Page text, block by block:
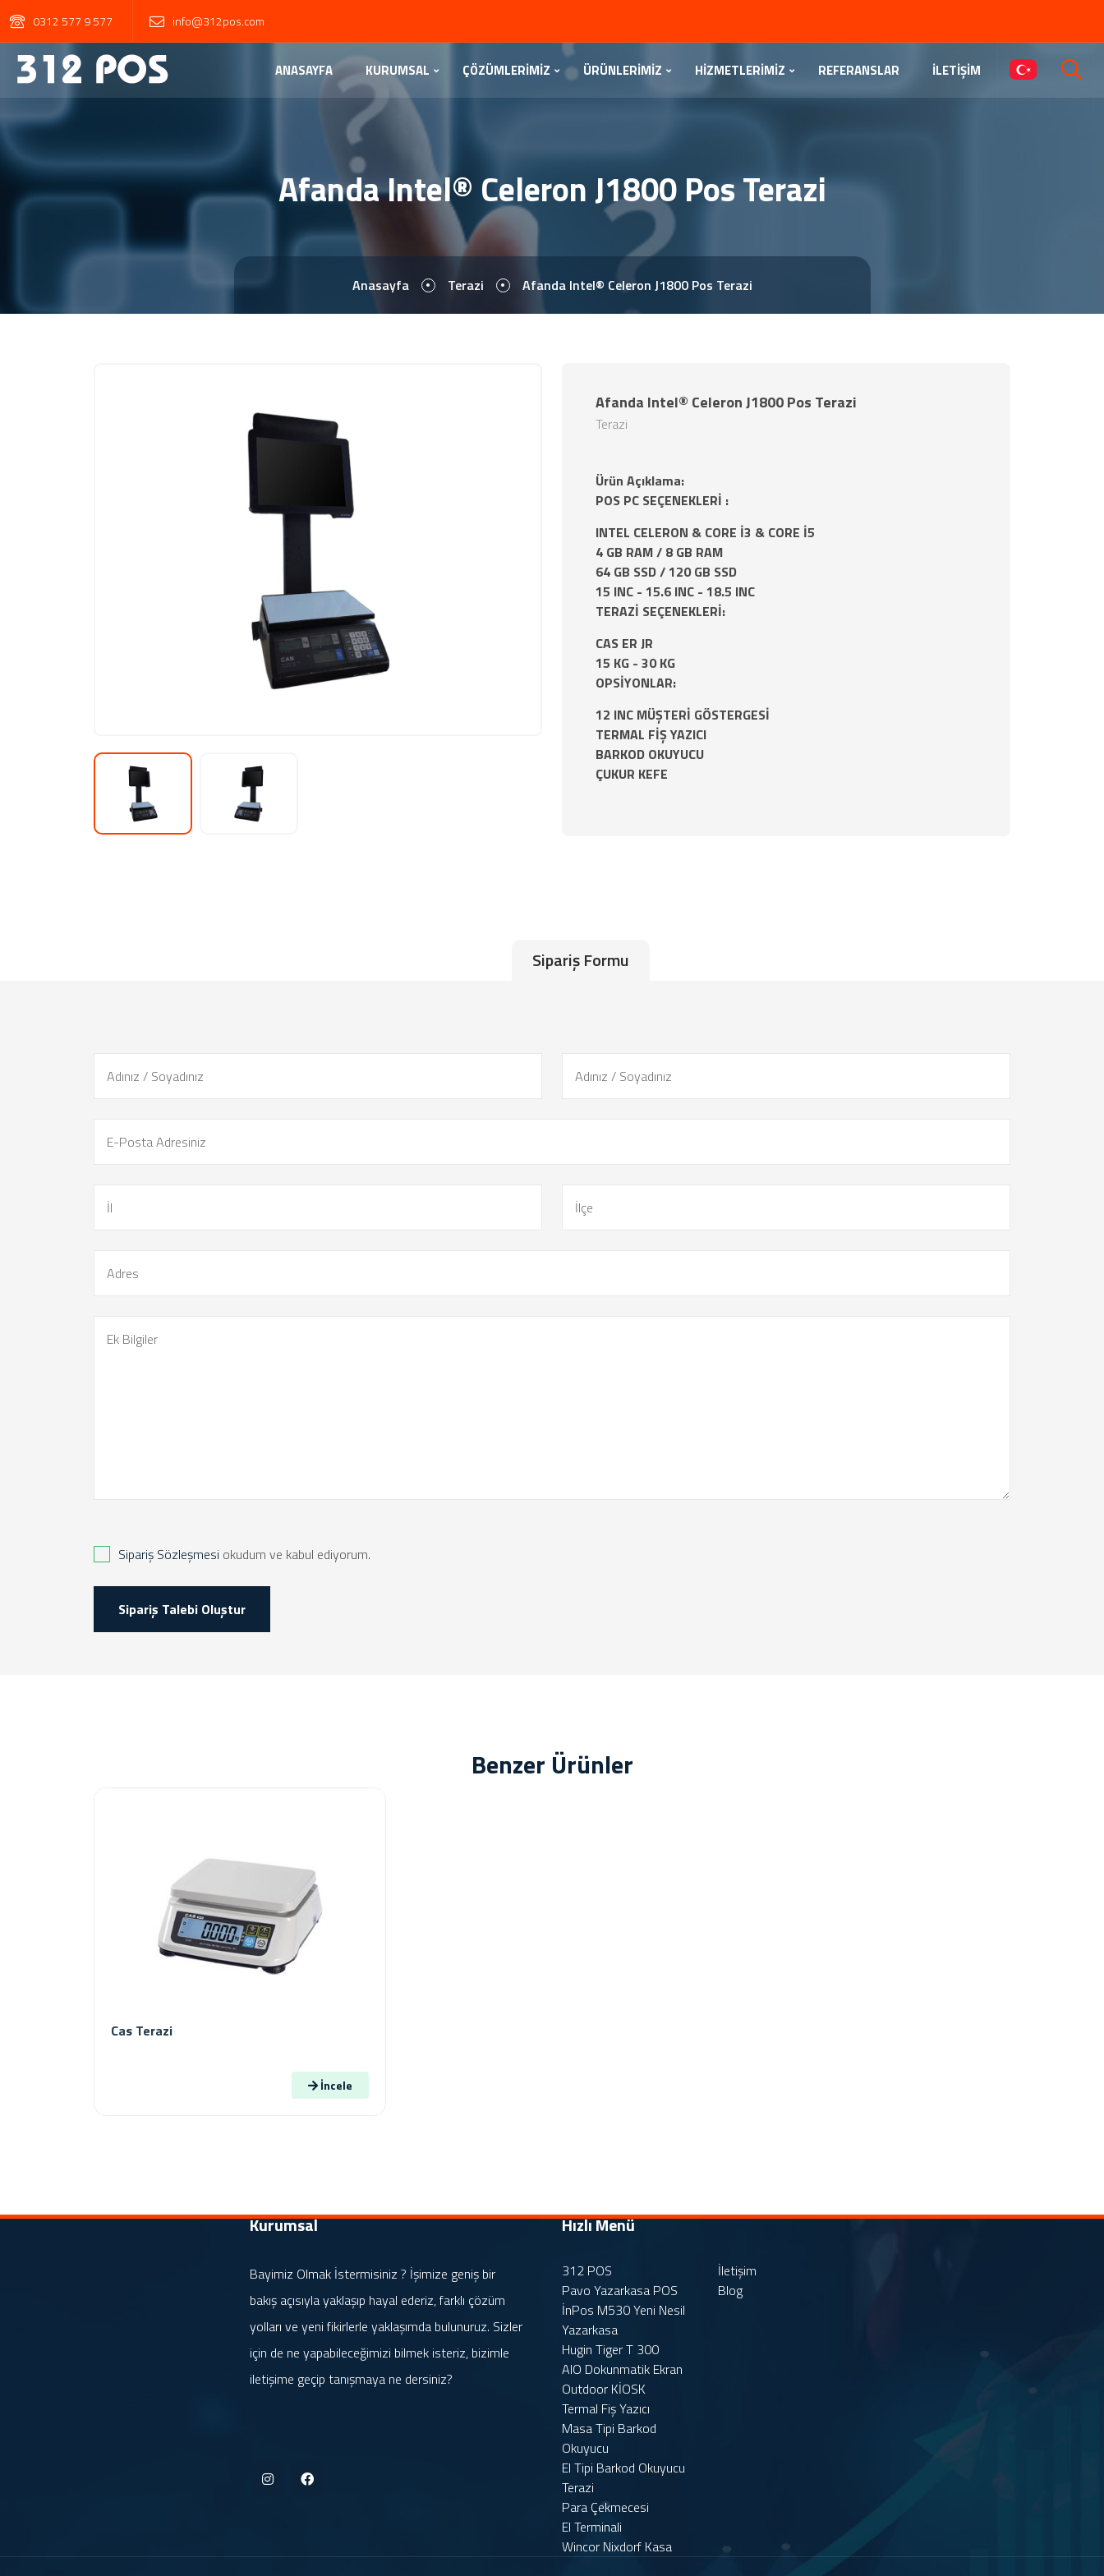
0312 577 9 577 info@312pos.com
ANASAYFA KURUMSAL ÇÖZÜMLERİMİZ ÜRÜNLERİMİZ HİZMETLERİMİZ REFERANSLAR İLETİŞİM
Afanda Intel® Celeron J1800 Pos Terazi
Anasayfa Terazi Afanda Intel® Celeron J1800 Pos Terazi
Afanda Intel® Celeron J1800 Pos Terazi
Terazi
Ürün Açıklama:
POS PC SEÇENEKLERİ :
INTEL CELERON & CORE İ3 & CORE İ5
4 GB RAM / 8 GB RAM
64 GB SSD / 120 GB SSD
15 INC - 15.6 INC - 18.5 INC
TERAZİ SEÇENEKLERİ:
CAS ER JR
15 KG - 30 KG
OPSİYONLAR:
12 INC MÜŞTERİ GÖSTERGESİ
TERMAL FİŞ YAZICI
BARKOD OKUYUCU
ÇUKUR KEFE
Sipariş Formu
Sipariş Sözleşmesi okudum ve kabul ediyorum.
Sipariş Talebi Oluştur
Benzer Ürünler
Cas Terazi
İncele
Kurumsal
Bayimiz Olmak İstermisiniz ? İşimize geniş bir
bakış açısıyla yaklaşıp hayal ederiz, farklı çözüm
yolları ve yeni fikirlerle yaklaşımda bulunuruz. Sizler
için de ne yapabileceğimizi bilmek isteriz, bizimle
iletişime geçip tanışmaya ne dersiniz?
Hızlı Menü
312 POS
Pavo Yazarkasa POS
İnPos M530 Yeni Nesil
Yazarkasa
Hugin Tiger T 300
AIO Dokunmatik Ekran
Outdoor KİOSK
Termal Fiş Yazıcı
Masa Tipi Barkod
Okuyucu
El Tipi Barkod Okuyucu
Terazi
Para Çekmecesi
El Terminali
Wincor Nixdorf Kasa
İletişim
Blog